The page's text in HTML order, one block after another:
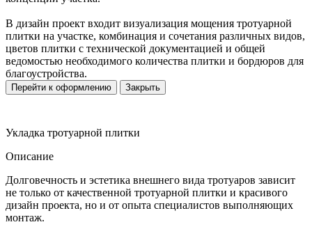
В дизайн проект входит визуализация мощения тротуарной
плитки на участке, комбинация и сочетания различных видов,
цветов плитки с технической документацией и общей
ведомостью необходимого количества плитки и бордюров для
благоустройства.
Перейти к оформлению Закрыть
Укладка тротуарной плитки
Описание
Долговечность и эстетика внешнего вида тротуаров зависит
не только от качественной тротуарной плитки и красивого
дизайн проекта, но и от опыта специалистов выполняющих
монтаж.